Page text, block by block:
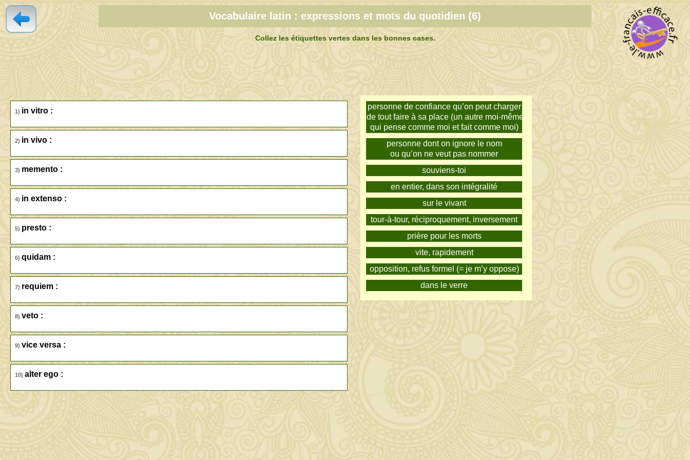
Vocabulaire latin : expressions et mots du quotidien (6)
Collez les étiquettes vertes dans les bonnes cases.
1) in vitro :
2) in vivo :
3) memento :
4) in extenso :
5) presto :
6) quidam :
7) requiem :
8) veto :
9) vice versa :
10) alter ego :
personne de confiance qu’on peut charger
de tout faire à sa place (un autre moi-même,
qui pense comme moi et fait comme moi)
personne dont on ignore le nom
ou qu’on ne veut pas nommer
souviens-toi
en entier, dans son intégralité
sur le vivant
tour-à-tour, réciproquement, inversement
prière pour les morts
vite, rapidement
opposition, refus formel (= je m’y oppose)
dans le verre